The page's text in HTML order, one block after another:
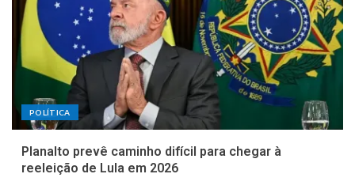
POLÍTICA
Planalto prevê caminho difícil para chegar à
reeleição de Lula em 2026